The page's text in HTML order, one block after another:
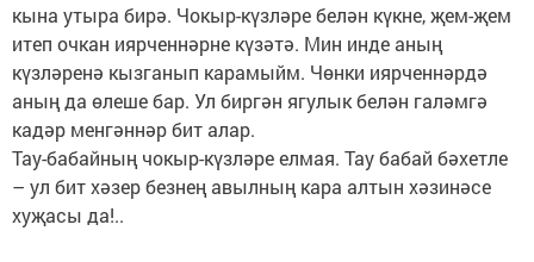
кына утыра бирә. Чокыр-күзләре белән күкне, җем-җем
итеп очкан иярченнәрне күзәтә. Мин инде аның
күзләренә кызганып карамыйм. Чөнки иярченнәрдә
аның да өлеше бар. Ул биргән ягулык белән галәмгә
кадәр менгәннәр бит алар.
Тау-бабайның чокыр-күзләре елмая. Тау бабай бәхетле
– ул бит хәзер безнең авылның кара алтын хәзинәсе
хуҗасы да!..